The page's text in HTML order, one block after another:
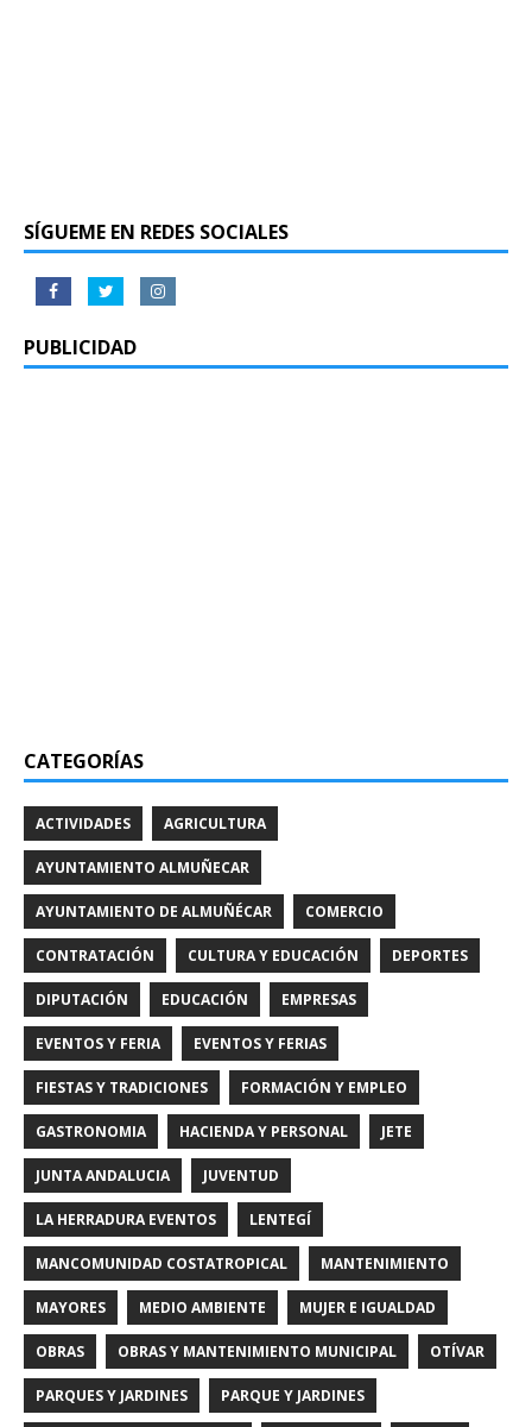
SÍGUEME EN REDES SOCIALES
PUBLICIDAD
CATEGORÍAS
ACTIVIDADES AGRICULTURA
AYUNTAMIENTO ALMUÑECAR
AYUNTAMIENTO DE ALMUÑÉCAR COMERCIO
CONTRATACIÓN CULTURA Y EDUCACIÓN DEPORTES
DIPUTACIÓN EDUCACIÓN EMPRESAS
EVENTOS Y FERIA EVENTOS Y FERIAS
FIESTAS Y TRADICIONES FORMACIÓN Y EMPLEO
GASTRONOMIA HACIENDA Y PERSONAL JETE
JUNTA ANDALUCIA JUVENTUD
LA HERRADURA EVENTOS LENTEGÍ
MANCOMUNIDAD COSTATROPICAL MANTENIMIENTO
MAYORES MEDIO AMBIENTE MUJER E IGUALDAD
OBRAS OBRAS Y MANTENIMIENTO MUNICIPAL OTÍVAR
PARQUES Y JARDINES PARQUE Y JARDINES